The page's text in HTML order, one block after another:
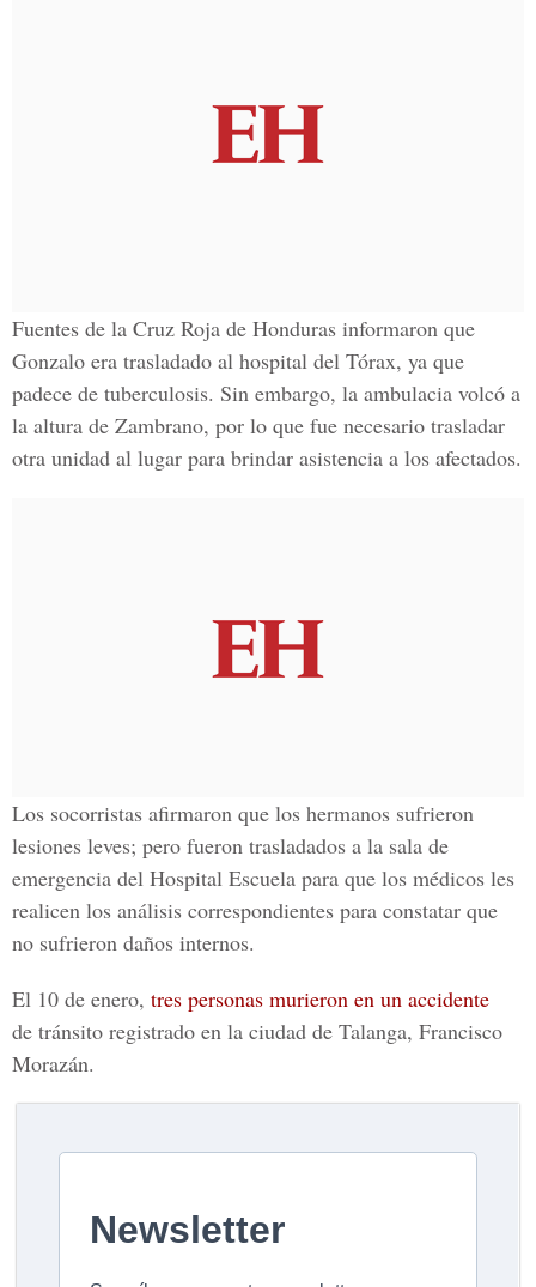
Fuentes de la Cruz Roja de Honduras informaron que
Gonzalo era trasladado al hospital del Tórax, ya que
padece de tuberculosis. Sin embargo, la ambulacia volcó a
la altura de Zambrano, por lo que fue necesario trasladar
otra unidad al lugar para brindar asistencia a los afectados.
Los socorristas afirmaron que los hermanos sufrieron
lesiones leves; pero fueron trasladados a la sala de
emergencia del Hospital Escuela para que los médicos les
realicen los análisis correspondientes para constatar que
no sufrieron daños internos.
El 10 de enero, tres personas murieron en un accidente
de tránsito registrado en la ciudad de Talanga, Francisco
Morazán.